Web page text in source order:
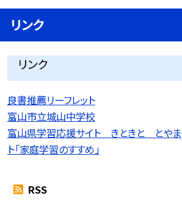
リンク
リンク
良書推薦リーフレット
富山市立城山中学校
富山県学習応援サイト きときと とや
ト「家庭学習のすすめ」
RSS